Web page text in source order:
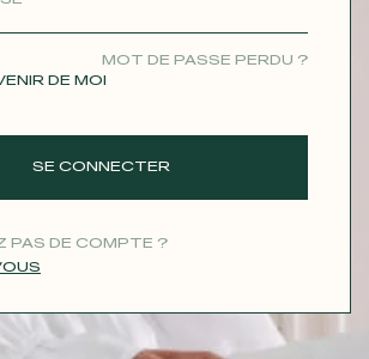
MOT DE PASSE PERDU ?
DE MOI
SE CONNECTER
PAS DE COMPTE ?